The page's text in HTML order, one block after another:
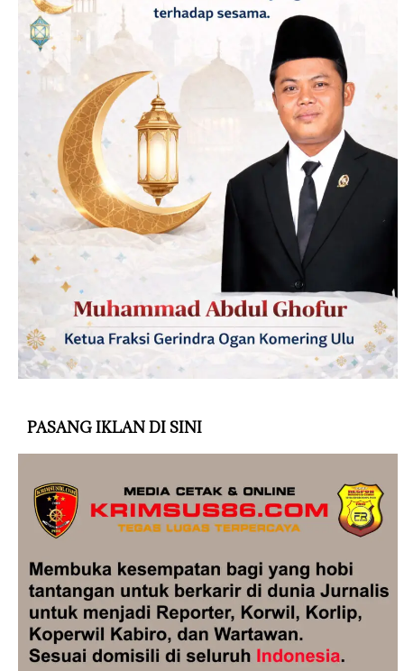
PASANG IKLAN DI SINI